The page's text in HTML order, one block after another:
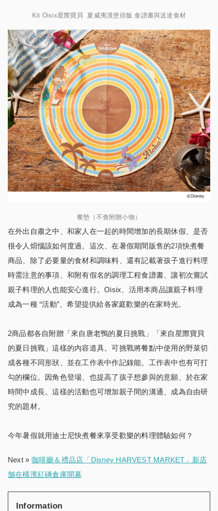
Kit Oisix星際寶貝 夏威夷漢堡排飯 食譜書與送達食材
餐墊（不會附贈小物）
在外出自肅之中、和家人在一起的時間增加的長期休假、是否
很令人煩惱該如何度過。這次、在暑假期間販售的2項快煮餐
商品、除了必要量的食材和調味料、還有記載著孩子進行料理
時需注意的事項、和附有假名的調理工程食譜書、讓初次嘗試
親子料理的人也能安心進行。Oisix、活用本商品讓親子料理
成為一種 “活動”、希望提供給各家庭歡樂的在家時光。
2商品都各自附贈「來自唐老鴨的夏日挑戰」「來自星際寶貝
的夏日挑戰」這樣的內容道具。可挑戰將餐點中使用的野菜切
成各種不同形狀、並在工作表中作記錄能。工作表中也有可打
勾的欄位。因角色登場、也提高了孩子想參與的意願、於在家
時間中成長。這樣的活動也可增加親子間的溝通、成為自由研
究的題材。
今年暑假就用迪士尼快煮餐來享受歡樂的料理體驗如何？
Next » 咖啡廳＆禮品店「Disney HARVEST MARKET」新店
舗在橫濱紅磚倉庫開幕
Information